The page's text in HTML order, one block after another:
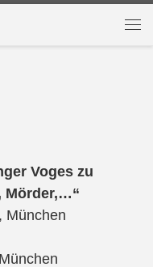
Voges zu
Mörder,…“
München